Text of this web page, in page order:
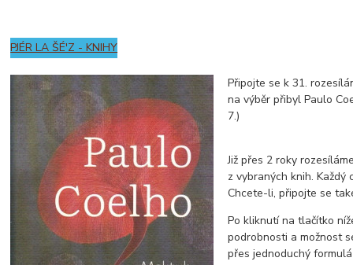
PJÉR LA ŠÉ'Z - KNIHY
Připojte se k 31.
na výběr přibyl Paulo
7.)
Již přes 2 roky
z vybraných knih. Každý
Chcete-li, připojte se
Po kliknutí na tlačítko
podrobnosti a možnost
přes jednoduchý